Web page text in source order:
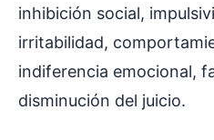
inhibición social,
irritabilidad,
indiferencia emocional,
disminución del juicio.